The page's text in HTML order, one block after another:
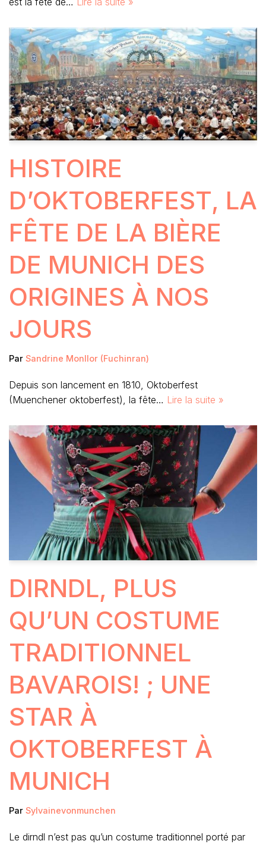
HISTOIRE
D’OKTOBERFEST, LA
FÊTE DE LA BIÈRE
DE MUNICH DES
ORIGINES À NOS
JOURS
Par Sandrine Monllor (Fuchinran)
Depuis son lancement en 1810, Oktoberfest
(Muenchener oktoberfest), la fête… Lire la suite »
DIRNDL, PLUS
QU’UN COSTUME
TRADITIONNEL
BAVAROIS! ; UNE
STAR À
OKTOBERFEST À
MUNICH
Par Sylvainevonmunchen
Le dirndl n’est pas qu’un costume traditionnel porté par